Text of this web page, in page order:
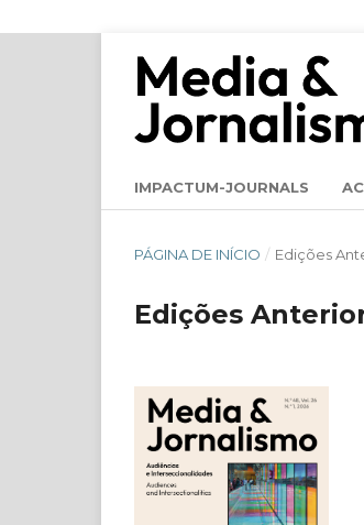
IMPACTUM-JOURNALS
PÁGINA DE INÍCIO / Edições
Edições